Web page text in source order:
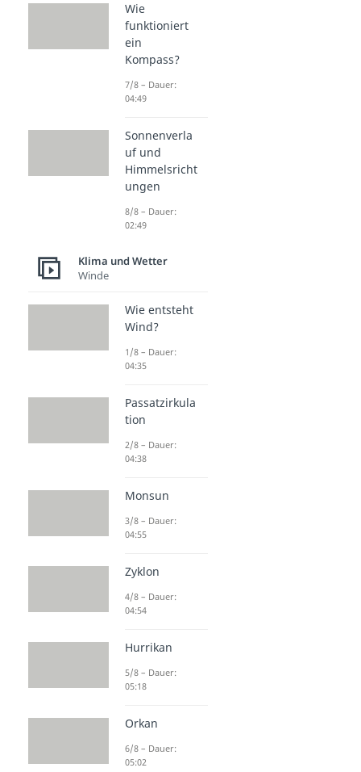
Wie
funktioniert
ein
Kompass?
7/8 – Dauer:
04:49
Sonnenverla
uf und
Himmelsricht
ungen
8/8 – Dauer:
02:49
Klima und Wetter
Winde
Wie entsteht
Wind?
1/8 – Dauer:
04:35
Passatzirkula
tion
2/8 – Dauer:
04:38
Monsun
3/8 – Dauer:
04:55
Zyklon
4/8 – Dauer:
04:54
Hurrikan
5/8 – Dauer:
05:18
Orkan
6/8 – Dauer:
05:02